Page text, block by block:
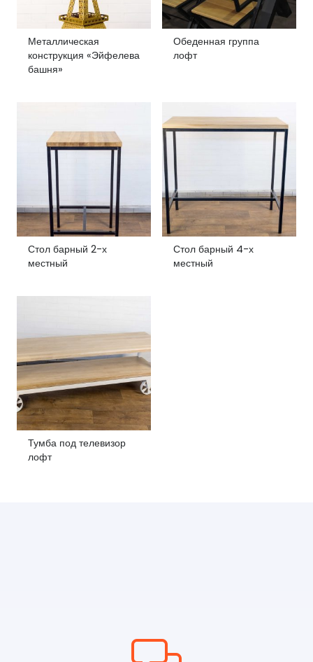
Металлическая
конструкция «Эйфелева
башня»
Обеденная группа
лофт
Стол барный 2-х
местный
Стол барный 4-х
местный
Тумба под телевизор
лофт